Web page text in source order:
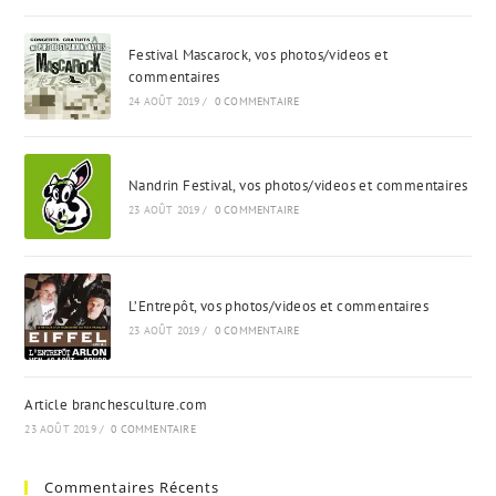
Festival Mascarock, vos photos/videos et
commentaires
24 AOÛT 2019 / 0 COMMENTAIRE
Nandrin Festival, vos photos/videos et commentaires
23 AOÛT 2019 / 0 COMMENTAIRE
L’Entrepôt, vos photos/videos et commentaires
23 AOÛT 2019 / 0 COMMENTAIRE
Article branchesculture.com
23 AOÛT 2019 / 0 COMMENTAIRE
Commentaires Récents